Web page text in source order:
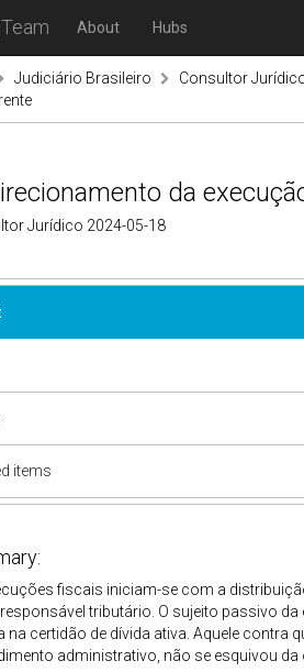
About Hubs
Judiciário Brasileiro
Consultor
da
Jurídico 2024-05-18
items
fiscais iniciam-se com a
tributário. O sujeito passivo
na certidão de dívida ativa. Aquele contra
administrativo, não se esquivou da